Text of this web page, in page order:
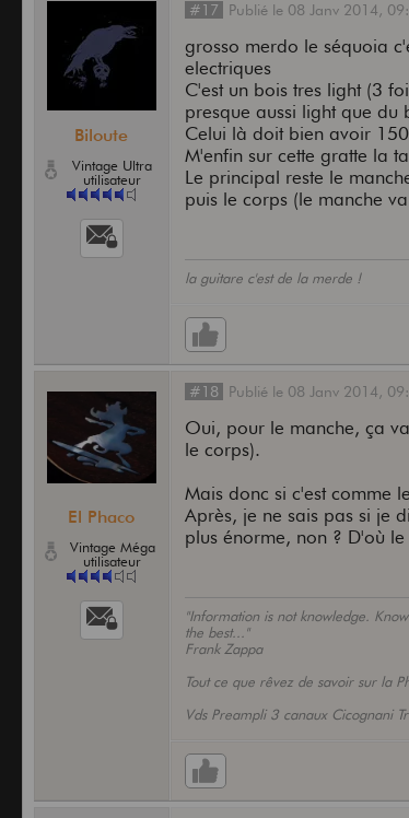
Biloute
Vintage Ultra
utilisateur
#17 Publié le 08 Janv 2014,
grosso merdo le séquoia
electriques
C'est un bois tres light (3
presque aussi light que du
Celui là doit bien avoir
M'enfin sur cette gratte la
Le principal reste le
puis le corps (le manche
la guitare c'est de la merde !
El Phaco
Vintage Méga
utilisateur
#18 Publié le 08 Janv 2014,
Oui, pour le manche, ça
le corps).
Mais donc si c'est comme
Après, je ne sais pas si je
plus énorme, non ? D'où
"Information is not knowledge.
the best..."
Frank Zappa
Tout ce que rêvez de savoir sur la
Vds Preampli 3 canaux Cicognani